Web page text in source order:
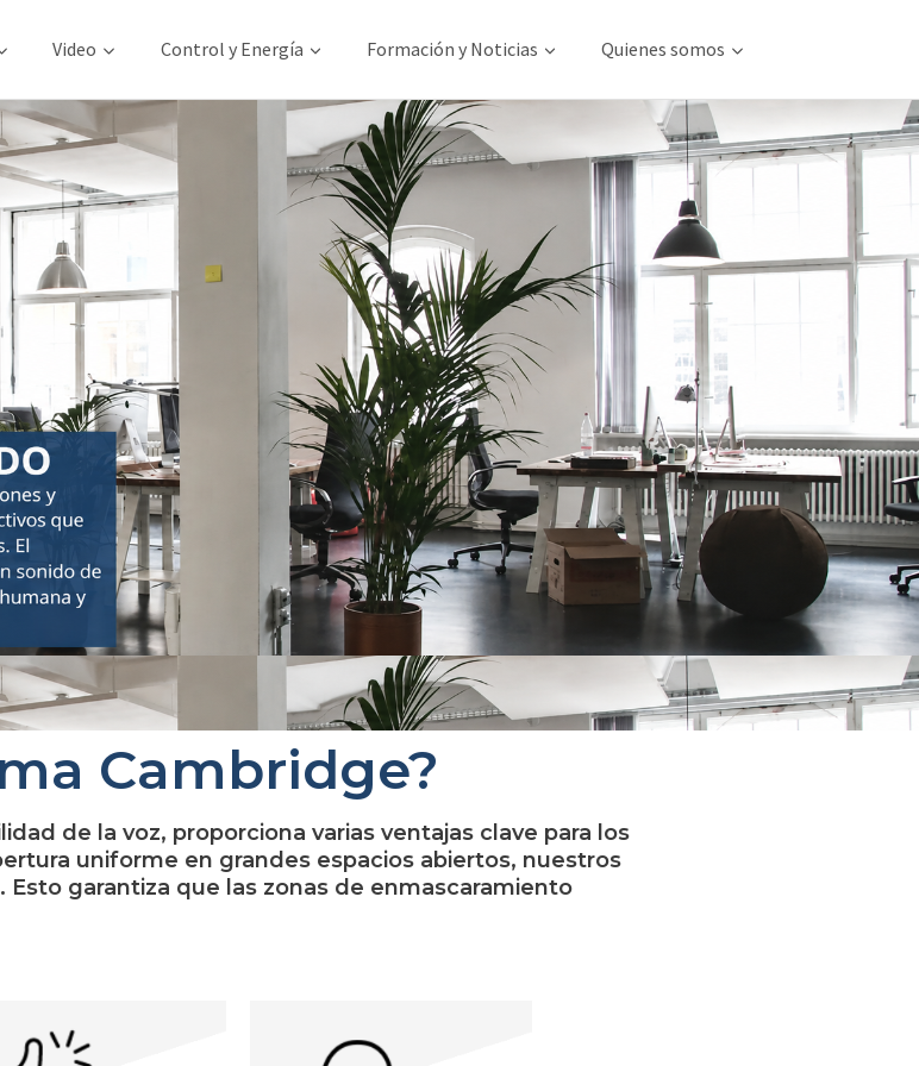
Video Control y Energía Formación y Noticias Quienes somos
Cambridge?
de la voz, proporciona varias ventajas clave para los
uniforme en grandes espacios abiertos, nuestros
garantiza que las zonas de enmascaramiento